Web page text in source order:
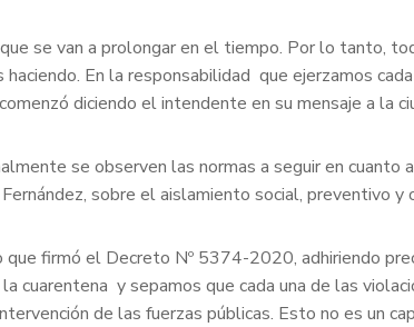
se van a prolongar en el tiempo. Por lo tanto,
En la responsabilidad que ejerzamos
diciendo el intendente en su mensaje a la
se observen las normas a seguir en
sobre el aislamiento social, preventivo y
firmó el Decreto Nº 5374-2020, adhiriendo
cuarentena y sepamos que cada una de las
de las fuerzas públicas. Esto no es un